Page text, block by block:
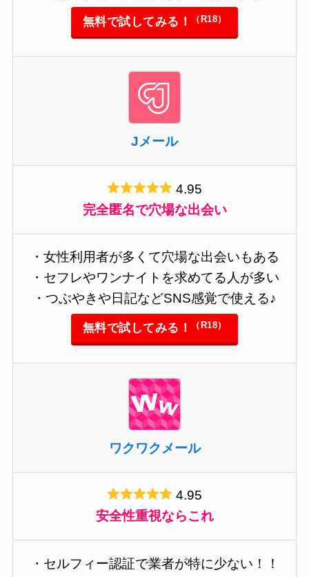
無料で試してみる！ （R18）
Jメール
4.95
完全匿名で穴場な出会い
・女性利用者が多くて穴場な出会いもある
・セフレやワンナイトを求めてる人が多い
・つぶやきや日記などSNS感覚で使える♪
無料で試してみる！ （R18）
ワクワクメール
4.95
安全性重視ならこれ
・セルフィー認証で業者が特に少ない！！